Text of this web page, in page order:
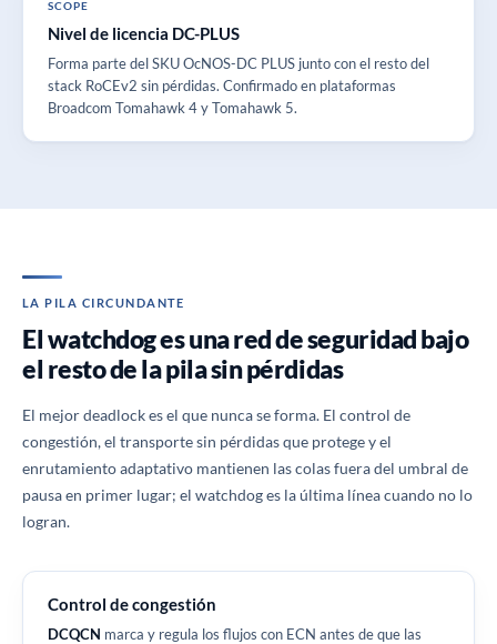
SCOPE
Nivel de licencia DC-PLUS
Forma parte del SKU OcNOS-DC PLUS junto con el resto del
stack RoCEv2 sin pérdidas. Confirmado en plataformas
Broadcom Tomahawk 4 y Tomahawk 5.
LA PILA CIRCUNDANTE
El watchdog es una red de seguridad bajo
el resto de la pila sin pérdidas
El mejor deadlock es el que nunca se forma. El control de
congestión, el transporte sin pérdidas que protege y el
enrutamiento adaptativo mantienen las colas fuera del umbral de
pausa en primer lugar; el watchdog es la última línea cuando no lo
logran.
Control de congestión
DCQCN marca y regula los flujos con ECN antes de que las